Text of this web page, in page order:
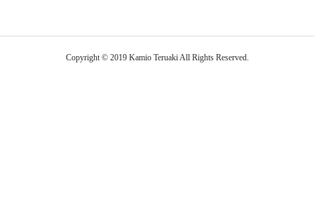
Copyright © 2019 Kamio Teruaki All Rights Reserved.